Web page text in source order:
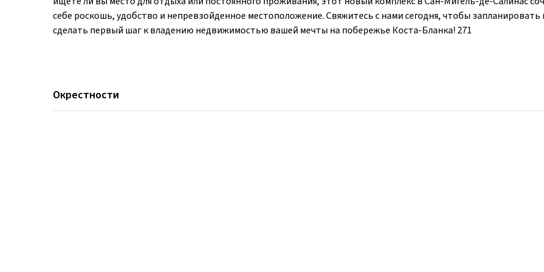
себе роскошь, удобство и непревзойденное местоположение. Свяжитесь с нами сегодня, чтобы запланировать
сделать первый шаг к владению недвижимостью вашей мечты на побережье Коста-Бланка! 271
Окрестности